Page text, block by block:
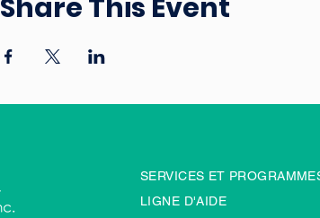
Share This Event
SERVICES ET
LIGNE D'AIDE